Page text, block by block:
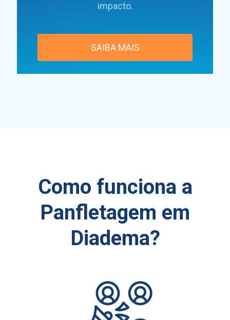
impacto.
SAIBA MAIS
Como funciona a
Panfletagem em
Diadema?